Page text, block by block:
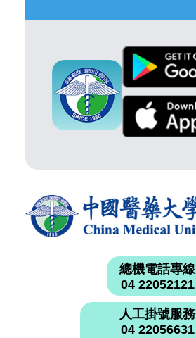
總機電話專線
04 22052121
人工掛號服務
04 22056631